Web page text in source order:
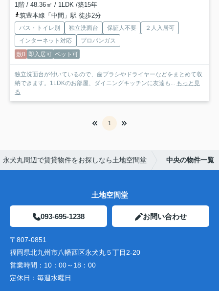
1階 / 48.36㎡ / 1LDK /築15年
筑豊本線「中間」駅 徒歩2分
バス・トイレ別 独立洗面台 保証人不要
２人入居可
インターネット対応
プロパンガス
敷0 即入居可 ペット可
独立洗面台が付いているので、歯ブラシやドライヤーなどをまとめて収
納できます。1LDKのお部屋、ダイニングキッチンに友達も... もっと見
る
1
永犬丸周辺で賃貸物件をお探しなら土地空間堂 中央の物件一覧
土地空間堂
093-695-1238 お問い合わせ
〒807-0851
福岡県北九州市八幡西区永犬丸５丁目2-20
営業時間： 10：00～18：00
定休日： 毎週水曜日